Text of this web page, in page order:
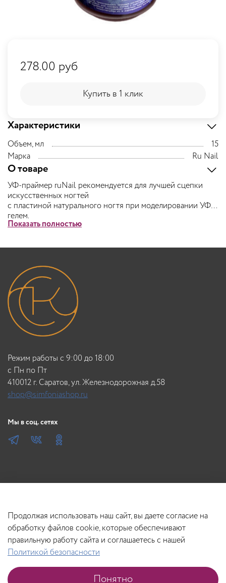
Характеристики
Объем, мл
15
Марка
Ru Nail
О товаре
УФ‑праймер ruNail рекомендуется для лучшей сцепки
искусственных ногтей
с пластиной натурального ногтя при моделировании УФ-
гелем.
Подсушивает пластину натурального ногтя, подготавливая
ногтевую пластину после Нейл Преп, не сушат в
Показать полностью
278.00 руб
В корзину
Купить в 1 клик
Купить в 1 клик
Режим работы с 9:00 до 18:00
c Пн по Пт
410012 г. Саратов, ул. Железнодорожная д.58
shop@simfoniashop.ru
Мы в соц. сетях
Продолжая использовать наш сайт, вы даете согласие на
обработку файлов cookie, которые обеспечивают
правильную работу сайта и соглашаетесь с нашей
Политикой безопасности
Понятно